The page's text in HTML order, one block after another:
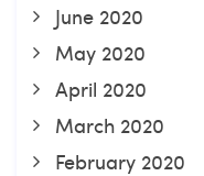
June 2020
May 2020
April 2020
March 2020
February 2020